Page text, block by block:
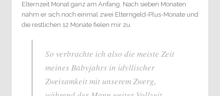
Elternzeit Monat ganz am Anfang. Nach sieben Monaten
nahm er sich noch einmal zwei Elterngeld-Plus-Monate und
die restlichen 12 Monate fielen mir zu.
So verbrachte ich also die meiste Zeit
meines Babyjahrs in idyllischer
Zweisamkeit mit unserem Zwerg,